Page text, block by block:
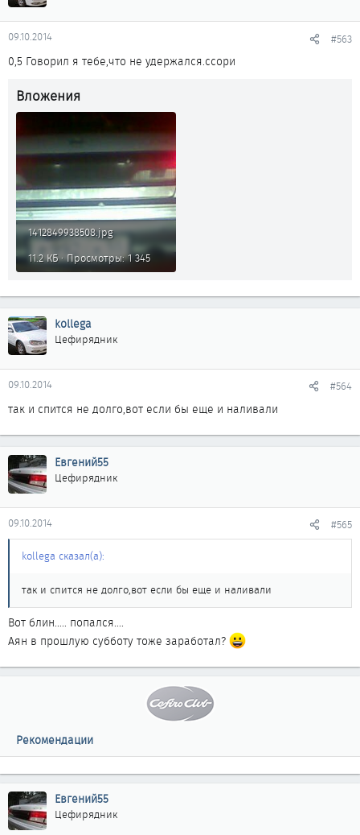
09.10.2014 #563
0,5 Говорил я тебе,что не удержался.ссори
Вложения
1412849938508.jpg
11.2 КБ · Просмотры: 1 345
kollega
Цефирядник
09.10.2014 #564
так и спится не долго,вот если бы еще и наливали
Евгений55
Цефирядник
09.10.2014 #565
kollega сказал(а):
так и спится не долго,вот если бы еще и наливали
Вот блин..... попался....
Аян в прошлую субботу тоже заработал?
Рекомендации
Евгений55
Цефирядник